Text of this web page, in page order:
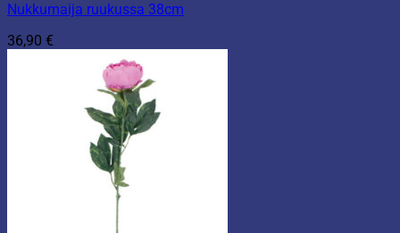
Nukkumaija ruukussa 38cm
36,90 €